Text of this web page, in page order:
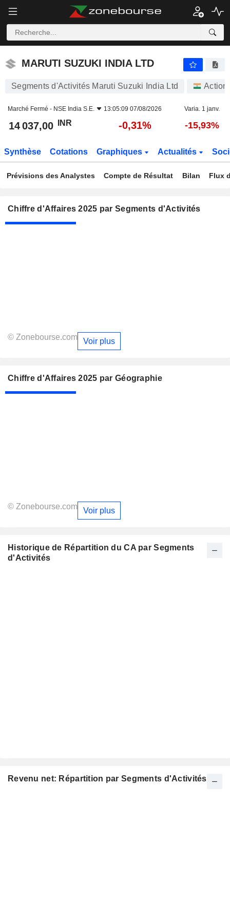
MARUTI SUZUKI INDIA LTD
MARUTI SUZUKI INDIA LTD
Segments d'Activités Maruti Suzuki India Ltd
Marché Fermé - NSE India S.E. 13:05:09 07/08/2026 Varia. 1 janv.
14 037,00 INR -0,31% -15,93%
Synthèse Cotations Graphiques Actualités
Prévisions des Analystes Compte de Résultat Bilan Flux
Chiffre d'Affaires 2025 par Segments d'Activités
© Zonebourse.com Voir plus
Chiffre d'Affaires 2025 par Géographie
© Zonebourse.com Voir plus
Historique de Répartition du CA par Segments
d'Activités
Revenu net: Répartition par Segments d'Activités